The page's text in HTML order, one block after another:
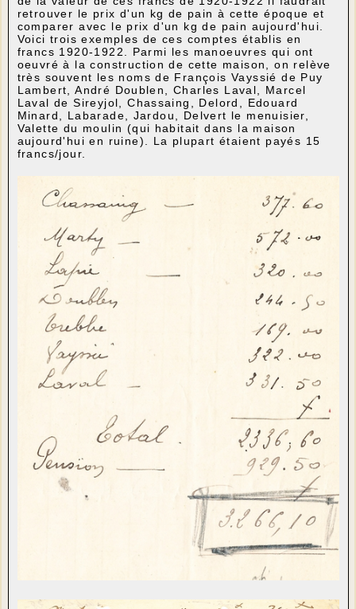
retrouver le prix d'un kg de pain à cette époque et
comparer avec le prix d'un kg de pain aujourd'hui.
Voici trois exemples de ces comptes établis en
francs 1920-1922. Parmi les manoeuvres qui ont
oeuvré à la construction de cette maison, on relève
très souvent les noms de François Vayssié de Puy
Lambert, André Doublen, Charles Laval, Marcel
Laval de Sireyjol, Chassaing, Delord, Edouard
Minard, Labarade, Jardou, Delvert le menuisier,
Valette du moulin (qui habitait dans la maison
aujourd'hui en ruine). La plupart étaient payés 15
francs/jour.